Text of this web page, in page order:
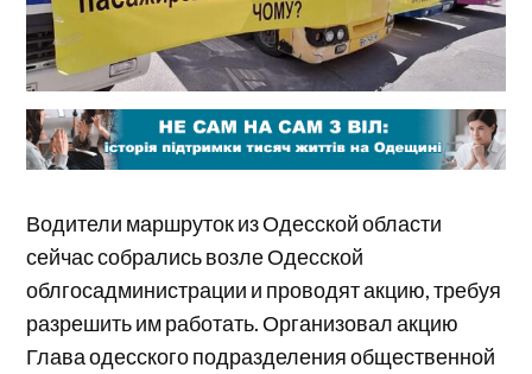
Водители маршруток из Одесской области
сейчас собрались возле Одесской
облгосадминистрации и проводят акцию, требуя
разрешить им работать. Организовал акцию
Глава одесского подразделения общественной